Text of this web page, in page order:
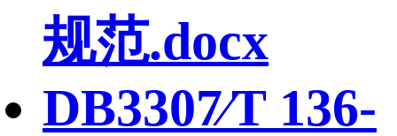
规范.docx
DB3307∕T 136-